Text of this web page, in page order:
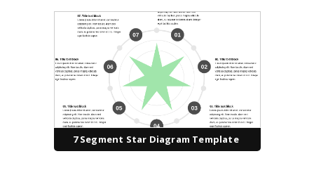
7 Segment Star Diagram Template